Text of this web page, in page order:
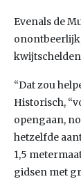
Evenals de
“Dat zou
Historisch,
opengaan,
hetzelfde
1,5
gidsen met